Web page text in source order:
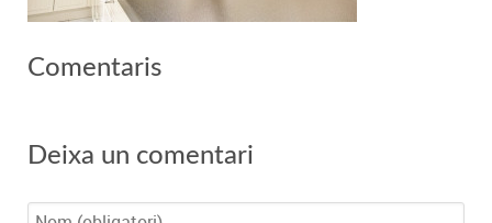
Comentaris
Deixa un comentari